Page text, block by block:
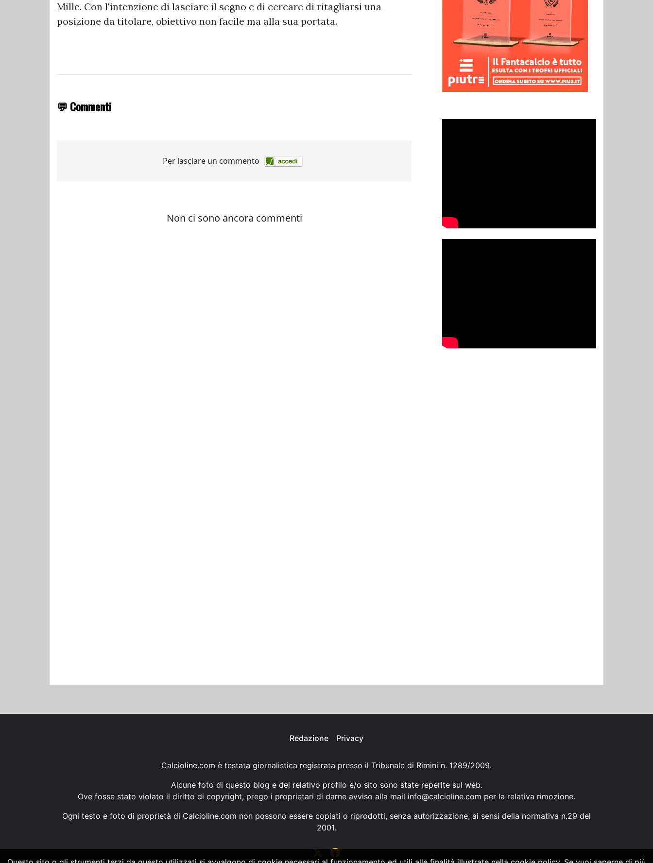
Mille. Con l'intenzione di lasciare il segno e di cercare di ritagliarsi una
posizione da titolare, obiettivo non facile ma alla sua portata.
💬 Commenti
Redazione Privacy
Calcioline.com è testata giornalistica registrata presso il Tribunale di Rimini n. 1289/2009.
Alcune foto di questo blog e del relativo profilo e/o sito sono state reperite sul web.
Ove fosse stato violato il diritto di copyright, prego i proprietari di darne avviso alla mail info@calcioline.com per la relativa rimozione.
Ogni testo e foto di proprietà di Calcioline.com non possono essere copiati o riprodotti, senza autorizzazione, ai sensi della normativa n.29 del
2001.